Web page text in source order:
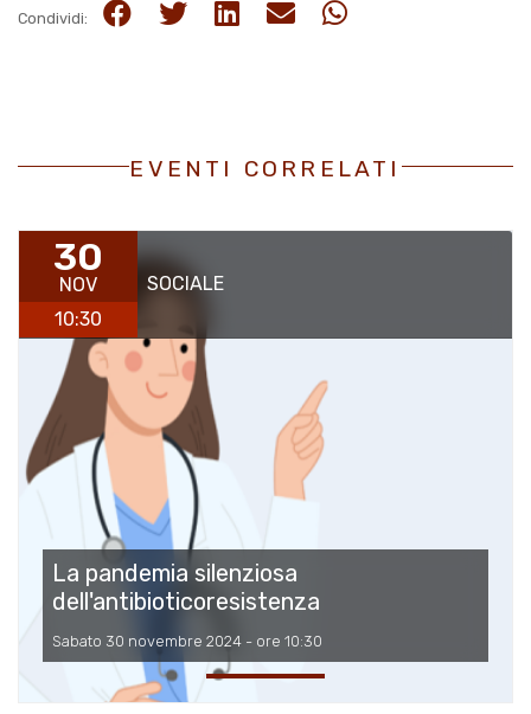
Condividi:
EVENTI CORRELATI
30
NOV
10:30
SOCIALE
La pandemia silenziosa
dell'antibioticoresistenza
Sabato 30 novembre 2024 - ore 10:30